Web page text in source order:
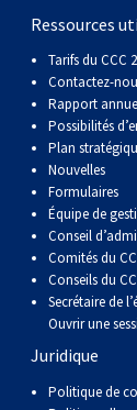
Ressources
Tarifs du CCC
Contactez-
Rapport
Possibilités
Plan
Nouvelles
Formulaires
Équipe de
Conseil
Comités du
Conseils du
Secrétaire de
Ouvrir une
Juridique
Politique de